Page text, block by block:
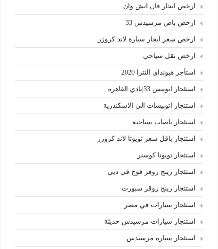
ارخص ايجار فان اتش وان
ارخص باص مرسيدس 33
ارخص سعر ايجار سيارة لاند كروزر
ارخص نقل سياحي
استأجر هيونداي النترا 2020
استئجار اتوبيس 33|نادي القاهرة
استئجار اتوبيسات الي الاسكندرية
استئجار باصات سياحية
استئجار باقل سعر تويوتا لاند كروزر
استئجار تويوتا كوستر
استئجار رينج روفر فوج في دبي
استئجار رينج روڤر سبورت
استئجار سيارات في مصر
استئجار سيارات مرسيدس حديثة
استئجار سيارة مرسيدس